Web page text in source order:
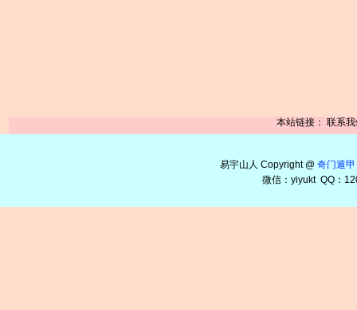
本站链接： 联系我
易宇山人 Copyright @ 奇门遁甲
微信：yiyukt QQ：